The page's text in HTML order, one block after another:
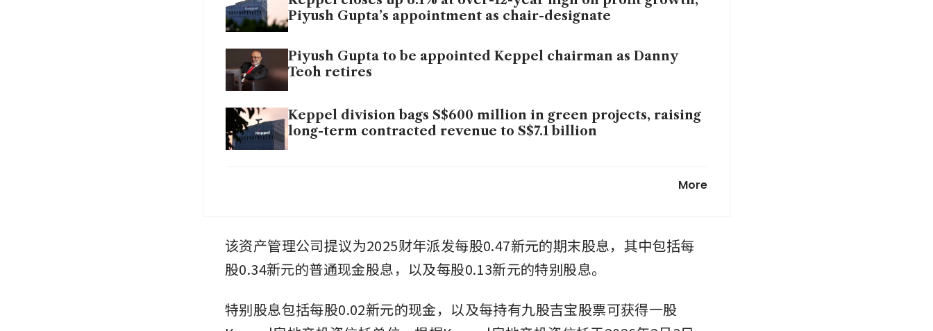
Piyush Gupta’s appointment as chair-designate
Piyush Gupta to be appointed Keppel chairman as Danny
Teoh retires
Keppel division bags S$600 million in green projects, raising
long-term contracted revenue to S$7.1 billion
More
该资产管理公司提议为2025财年派发每股0.47新元的期末股息，其中包括每
股0.34新元的普通现金股息，以及每股0.13新元的特别股息。
特别股息包括每股0.02新元的现金，以及每持有九股吉宝股票可获得一股